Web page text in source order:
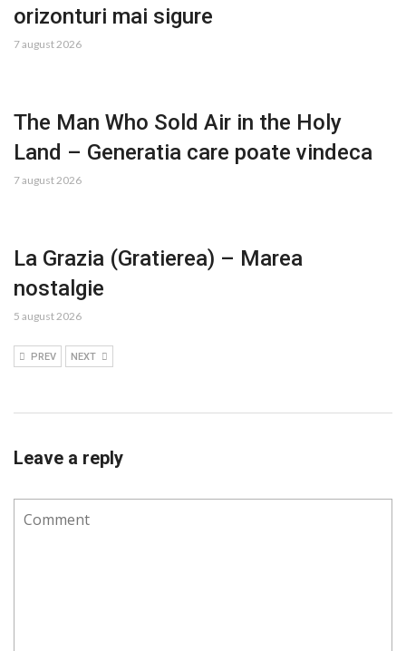
orizonturi mai sigure
7 august 2026
The Man Who Sold Air in the Holy
Land – Generatia care poate vindeca
7 august 2026
La Grazia (Gratierea) – Marea
nostalgie
5 august 2026
PREV NEXT
Leave a reply